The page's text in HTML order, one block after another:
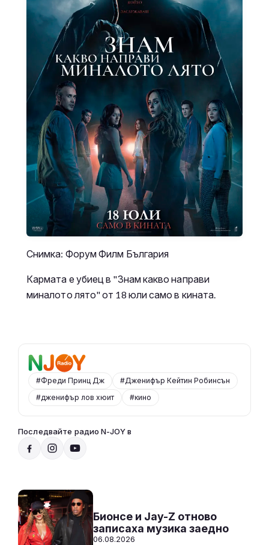
Снимка: Форум Филм България
Кармата е убиец в "Знам какво направи
миналото лято" от 18 юли само в кината.
#Фреди Принц Дж
#Дженифър Кейтин Робинсън
#дженифър лов хюит
#кино
Последвайте радио N-JOY в
СЛУШАЙ
Радио N-JOY - Твоят ден. Твоята музика
20:00 - 07:00
Бионсе и Jay-Z отново
записаха музика заедно
06.08.2026